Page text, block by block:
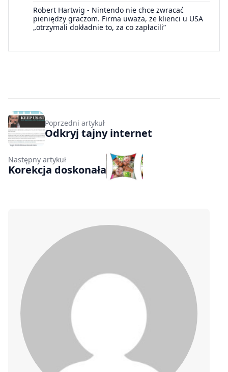
Robert Hartwig - Nintendo nie chce zwracać
pieniędzy graczom. Firma uważa, że klienci u USA
„otrzymali dokładnie to, za co zapłacili”
Poprzedni artykuł
Odkryj tajny internet
Następny artykuł
Korekcja doskonała